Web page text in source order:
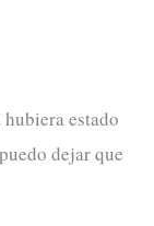
estado
dejar que